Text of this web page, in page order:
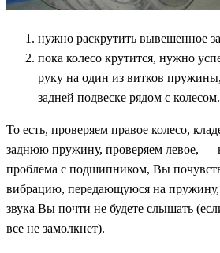
нужно раскрутить вывешенное
пока колесо крутится, нужно
руку на один из витков
задней подвеске рядом с колесом.
То есть, проверяем правое колесо,
заднюю пружину, проверяем левое, —
проблема с подшипником, Вы
вибрацию, передающуюся на пружину,
звука Вы почти не будете слышать
все не замолкнет).